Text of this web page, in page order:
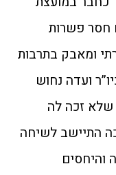
חסר פשרות
ומאבק בתרבות
ועדה נחוש
שלא זכה לה
התיישב לשיחה
והיחסים